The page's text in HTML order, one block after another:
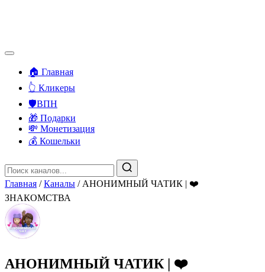
🏠 Главная
👆 Кликеры
🛡️ВПН
🎁 Подарки
💸 Монетизация
💰 Кошельки
Главная / Каналы / AНОНИМНЫЙ ЧАТИК | ❤️
ЗНАКОМСТВА
AНОНИМНЫЙ ЧАТИК | ❤️